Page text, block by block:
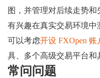
图，并管理对后续走势和
有兴趣在真实交易环境中
可以考虑开设 FXOpen 账
具、多个高级交易平台和
常问问题